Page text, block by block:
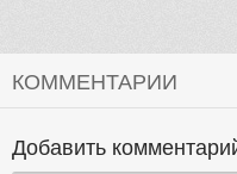
КОММЕНТАРИИ
Добавить